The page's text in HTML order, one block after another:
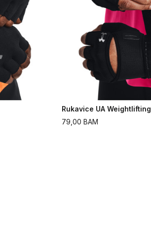
Rukavice UA Weightlifting
79,00 BAM